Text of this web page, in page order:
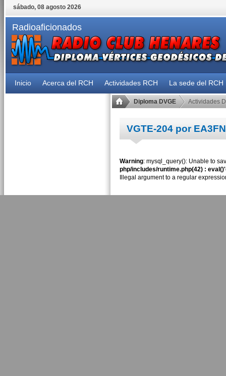
sábado, 08 agosto 2026
Radioaficionados
Inicio Acerca del RCH Actividades RCH La sede del RCH
Diploma DVGE Actividades
VGTE-204 por
Warning: mysql_query(): Unable to
php/includes/runtime.php(42) :
Illegal argument to a regular